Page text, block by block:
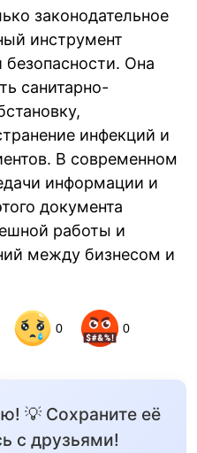
законодательное
инструмент
безопасности. Она
санитарно-
инфекций и
В современном
информации и
документа
работы и
между бизнесом и
0 0
💡 Сохраните её
с друзьями!